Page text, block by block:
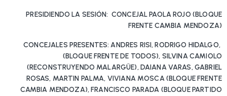
PRESIDIENDO LA SESIÓN: CONCEJAL PAOLA ROJO (BLOQUE
FRENTE CAMBIA MENDOZA)
CONCEJALES PRESENTES: ANDRES RISI, RODRIGO HIDALGO,
(BLOQUE FRENTE DE TODOS), SILVINA CAMIOLO
(RECONSTRUYENDO MALARGÜE), DAIANA VARAS, GABRIEL
ROSAS, MARTIN PALMA, VIVIANA MOSCA (BLOQUE FRENTE
CAMBIA MENDOZA), FRANCISCO PARADA (BLOQUE PARTIDO